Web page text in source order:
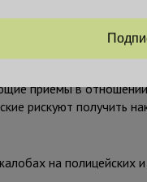
приемы в
рискуют получить
на полицейских